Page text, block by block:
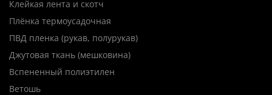
Клейкая лента и скотч
Плёнка термоусадочная
ПВД пленка (рукав, полурукав)
Джутовая ткань (мешковина)
Вспененный полиэтилен
Ветошь